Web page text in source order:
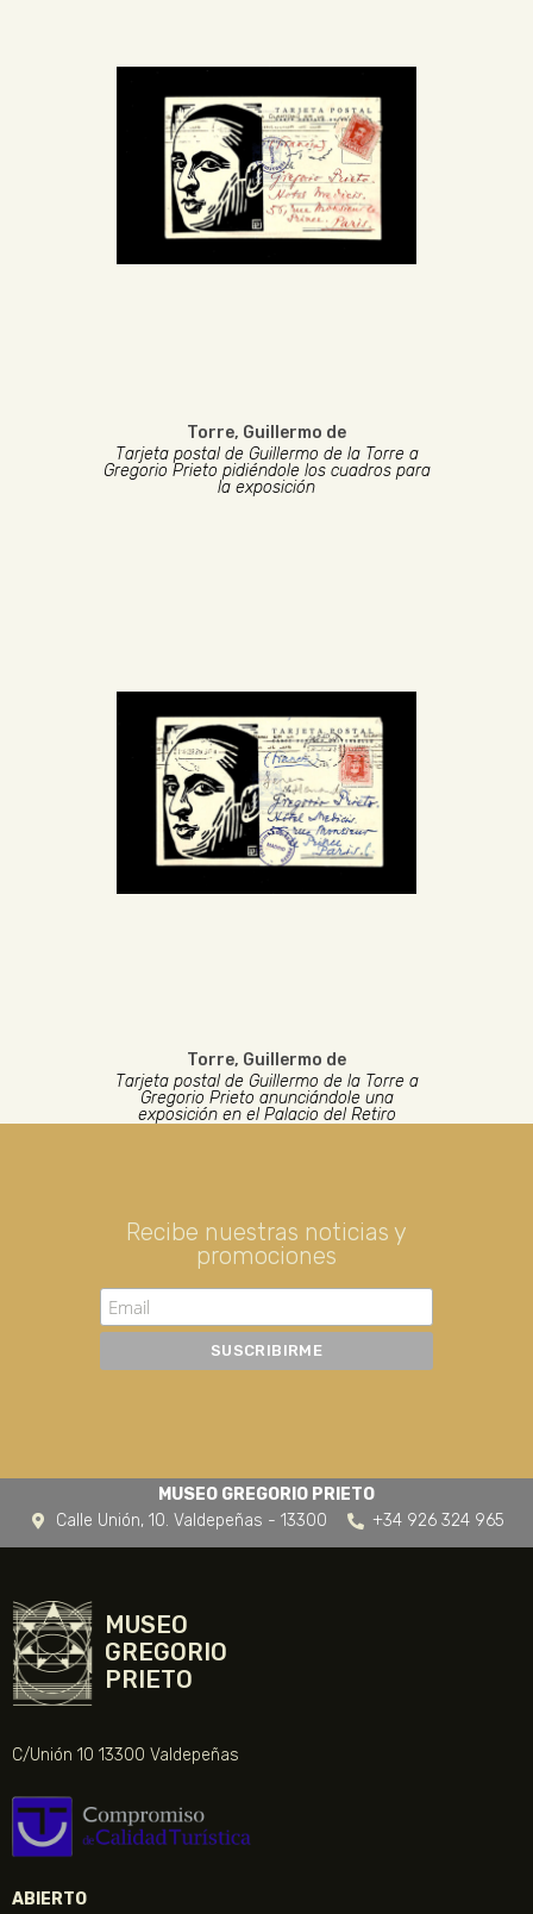
Torre, Guillermo de
Tarjeta postal de Guillermo de la Torre a
Gregorio Prieto pidiéndole los cuadros para
la exposición
Torre, Guillermo de
Tarjeta postal de Guillermo de la Torre a
Gregorio Prieto anunciándole una
exposición en el Palacio del Retiro
Recibe nuestras noticias y
promociones
MUSEO GREGORIO PRIETO
Calle Unión, 10. Valdepeñas - 13300
+34 926 324 965
MUSEO
GREGORIO
PRIETO
C/Unión 10 13300 Valdepeñas
ABIERTO